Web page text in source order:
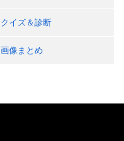
クイズ＆診断
画像まとめ